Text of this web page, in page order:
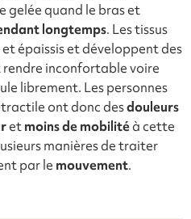
gelée quand le bras et
longtemps. Les tissus
épaissis et développent des
rendre inconfortable voire
librement. Les personnes
ont donc desdouleurs
etmoins de mobilitéà cette
manières de traiter
par le mouvement.